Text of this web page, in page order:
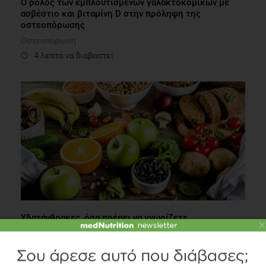
Ο ρόλος των εμπλουτισμένων γαλακτοκομικών με
ασβέστιο και βιταμίνη D στην πρόληψη της
οστεοπόρωσης
Οστεοπόρωση
4 λεπτά να διαβαστεί
Υδατάνθρακες, όσα πρέπει να γνωρίζετε
Διατροφή
8 λεπτά να διαβαστεί
×